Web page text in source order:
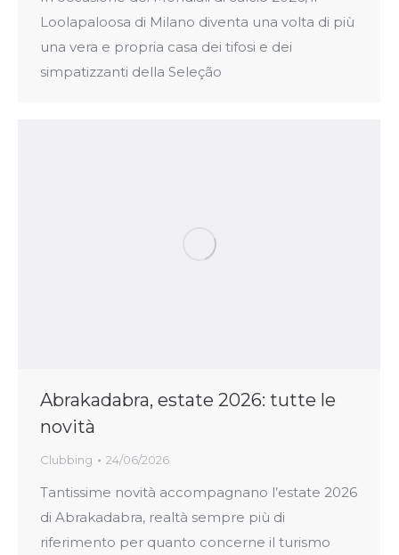
Loolapaloosa di Milano diventa una volta di più
una vera e propria casa dei tifosi e dei
simpatizzanti della Seleção
Abrakadabra, estate 2026: tutte le
novità
Clubbing 24/06/2026
Tantissime novità accompagnano l’estate 2026
di Abrakadabra, realtà sempre più di
riferimento per quanto concerne il turismo